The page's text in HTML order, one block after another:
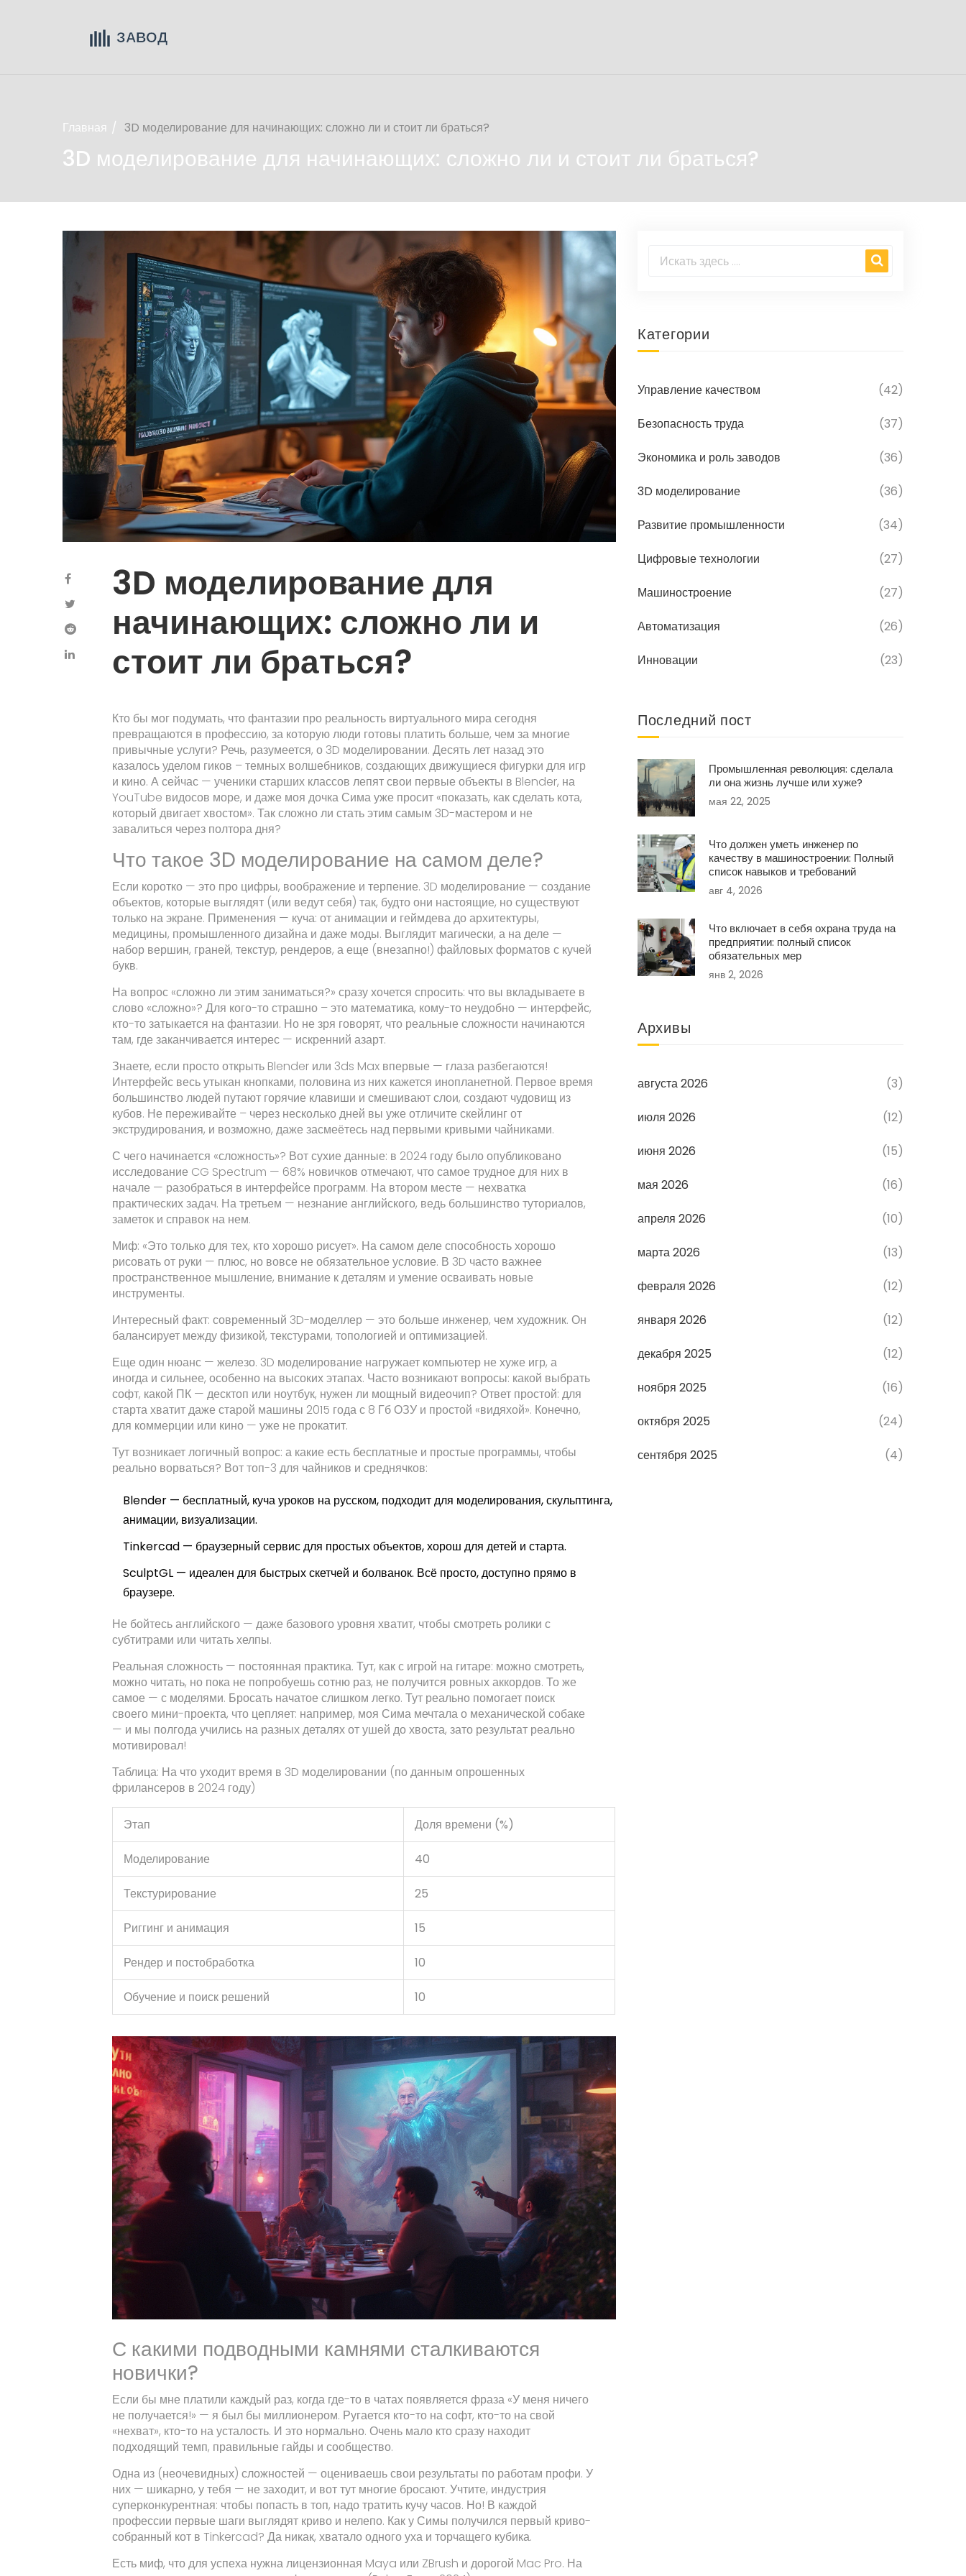
Главная 3D моделирование для начинающих: сложно ли и стоит ли браться?
3D моделирование для начинающих: сложно ли и стоит ли браться?
3D моделирование для
начинающих: сложно ли и
стоит ли браться?
Кто бы мог подумать, что фантазии про реальность виртуального мира сегодня
превращаются в профессию, за которую люди готовы платить больше, чем за многие
привычные услуги? Речь, разумеется, о 3D моделировании. Десять лет назад это
казалось уделом гиков – темных волшебников, создающих движущиеся фигурки для игр
и кино. А сейчас — ученики старших классов лепят свои первые объекты в Blender, на
YouTube видосов море, и даже моя дочка Сима уже просит «показать, как сделать кота,
который двигает хвостом». Так сложно ли стать этим самым 3D-мастером и не
завалиться через полтора дня?
Что такое 3D моделирование на самом деле?
Если коротко — это про цифры, воображение и терпение. 3D моделирование — создание
объектов, которые выглядят (или ведут себя) так, будто они настоящие, но существуют
только на экране. Применения — куча: от анимации и геймдева до архитектуры,
медицины, промышленного дизайна и даже моды. Выглядит магически, а на деле —
набор вершин, граней, текстур, рендеров, а еще (внезапно!) файловых форматов с кучей
букв.
На вопрос «сложно ли этим заниматься?» сразу хочется спросить: что вы вкладываете в
слово «сложно»? Для кого-то страшно – это математика, кому-то неудобно — интерфейс,
кто-то затыкается на фантазии. Но не зря говорят, что реальные сложности начинаются
там, где заканчивается интерес — искренний азарт.
Знаете, если просто открыть Blender или 3ds Max впервые — глаза разбегаются!
Интерфейс весь утыкан кнопками, половина из них кажется инопланетной. Первое время
большинство людей путают горячие клавиши и смешивают слои, создают чудовищ из
кубов. Не переживайте – через несколько дней вы уже отличите скейлинг от
экструдирования, и возможно, даже засмеётесь над первыми кривыми чайниками.
С чего начинается «сложность»? Вот сухие данные: в 2024 году было опубликовано
исследование CG Spectrum — 68% новичков отмечают, что самое трудное для них в
начале — разобраться в интерфейсе программ. На втором месте — нехватка
практических задач. На третьем — незнание английского, ведь большинство туториалов,
заметок и справок на нем.
Миф: «Это только для тех, кто хорошо рисует». На самом деле способность хорошо
рисовать от руки — плюс, но вовсе не обязательное условие. В 3D часто важнее
пространственное мышление, внимание к деталям и умение осваивать новые
инструменты.
Интересный факт: современный 3D-моделлер — это больше инженер, чем художник. Он
балансирует между физикой, текстурами, топологией и оптимизацией.
Еще один нюанс — железо. 3D моделирование нагружает компьютер не хуже игр, а
иногда и сильнее, особенно на высоких этапах. Часто возникают вопросы: какой выбрать
софт, какой ПК — десктоп или ноутбук, нужен ли мощный видеочип? Ответ простой: для
старта хватит даже старой машины 2015 года с 8 Гб ОЗУ и простой «видяхой». Конечно,
для коммерции или кино — уже не прокатит.
Тут возникает логичный вопрос: а какие есть бесплатные и простые программы, чтобы
реально ворваться? Вот топ-3 для чайников и среднячков:
Blender — бесплатный, куча уроков на русском, подходит для моделирования, скульптинга,
анимации, визуализации.
Tinkercad — браузерный сервис для простых объектов, хорош для детей и старта.
SculptGL — идеален для быстрых скетчей и болванок. Всё просто, доступно прямо в
браузере.
Не бойтесь английского — даже базового уровня хватит, чтобы смотреть ролики с
субтитрами или читать хелпы.
Реальная сложность — постоянная практика. Тут, как с игрой на гитаре: можно смотреть,
можно читать, но пока не попробуешь сотню раз, не получится ровных аккордов. То же
самое — с моделями. Бросать начатое слишком легко. Тут реально помогает поиск
своего мини-проекта, что цепляет: например, моя Сима мечтала о механической собаке
— и мы полгода учились на разных деталях от ушей до хвоста, зато результат реально
мотивировал!
Таблица: На что уходит время в 3D моделировании (по данным опрошенных
фрилансеров в 2024 году)
Этап Доля времени (%)
Моделирование 40
Текстурирование 25
Риггинг и анимация 15
Рендер и постобработка 10
Обучение и поиск решений 10
С какими подводными камнями сталкиваются
новички?
Если бы мне платили каждый раз, когда где-то в чатах появляется фраза «У меня ничего
не получается!» — я был бы миллионером. Ругается кто-то на софт, кто-то на свой
«нехват», кто-то на усталость. И это нормально. Очень мало кто сразу находит
подходящий темп, правильные гайды и сообщество.
Одна из (неочевидных) сложностей — оцениваешь свои результаты по работам профи. У
них — шикарно, у тебя — не заходит, и вот тут многие бросают. Учтите, индустрия
суперконкурентная: чтобы попасть в топ, надо тратить кучу часов. Но! В каждой
профессии первые шаги выглядят криво и нелепо. Как у Симы получился первый криво-
собранный кот в Tinkercad? Да никак, хватало одного уха и торчащего кубика.
Есть миф, что для успеха нужна лицензионная Maya или ZBrush и дорогой Mac Pro. На
Категории
Управление качеством (42)
Безопасность труда (37)
Экономика и роль заводов (36)
3D моделирование (36)
Развитие промышленности (34)
Цифровые технологии (27)
Машиностроение (27)
Автоматизация (26)
Инновации (23)
Последний пост
Промышленная революция: сделала
ли она жизнь лучше или хуже?
мая 22, 2025
Что должен уметь инженер по
качеству в машиностроении: Полный
список навыков и требований
авг 4, 2026
Что включает в себя охрана труда на
предприятии: полный список
обязательных мер
янв 2, 2026
Архивы
августа 2026 (3)
июля 2026 (12)
июня 2026 (15)
мая 2026 (16)
апреля 2026 (10)
марта 2026 (13)
февраля 2026 (12)
января 2026 (12)
декабря 2025 (12)
ноября 2025 (16)
октября 2025 (24)
сентября 2025 (4)